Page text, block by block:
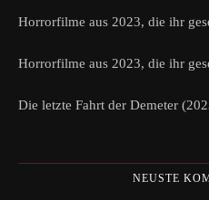
Horrorfilme aus 2023, die ihr
Horrorfilme aus 2023, die ihr
Die letzte Fahrt der Demeter
NEUSTE